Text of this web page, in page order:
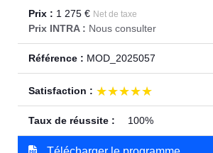
Prix : 1 275 € Net de taxe
Prix INTRA : Nous consulter
Référence : MOD_2025057
Satisfaction : ★★★★★
★★★★★
Taux de réussite : 100%